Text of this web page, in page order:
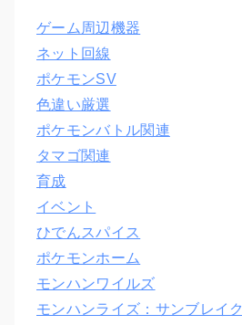
ゲーム周辺機器
ネット回線
ポケモンSV
色違い厳選
ポケモンバトル関連
タマゴ関連
育成
イベント
ひでんスパイス
ポケモンホーム
モンハンワイルズ
モンハンライズ：サンブレイク